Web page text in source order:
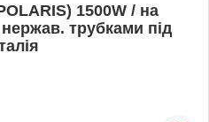
1500W / на
трубками під